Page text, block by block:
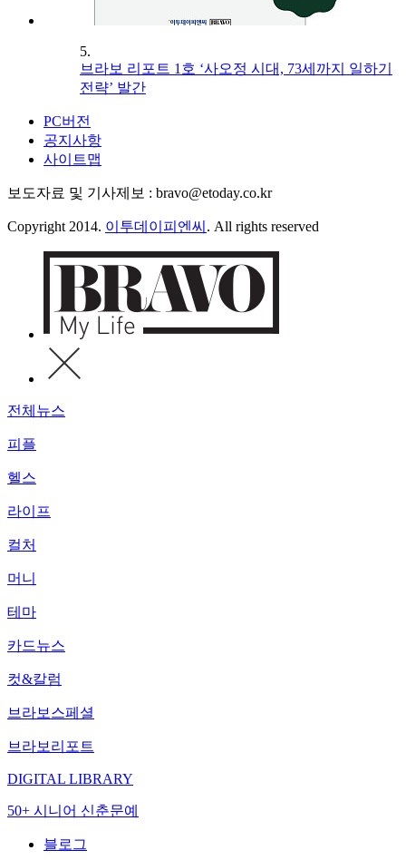
5.
브라보 리포트 1호 ‘사오정 시대, 73세까지 일하기
전략’ 발간
PC버전
공지사항
사이트맵
보도자료 및 기사제보 : bravo@etoday.co.kr
Copyright 2014. 이투데이피엔씨 . All rights reserved
전체뉴스
피플
헬스
라이프
컬처
머니
테마
카드뉴스
컷&칼럼
브라보스페셜
브라보리포트
DIGITAL LIBRARY
50+ 시니어 신춘문예
블로그